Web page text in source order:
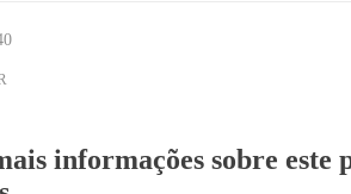
informações sobre este